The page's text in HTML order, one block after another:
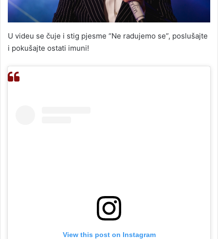
U videu se čuje i stig pjesme “Ne radujemo se”, poslušajte
i pokušajte ostati imuni!
View this post on Instagram